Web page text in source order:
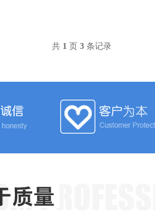
共 1 页 3 条记录